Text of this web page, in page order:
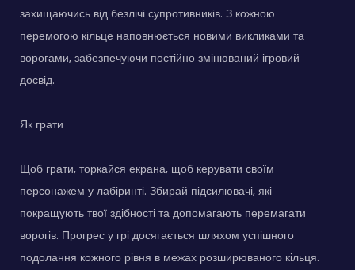
захищаючись від безлічі супротивників. З кожною
перемогою кільце наповнюється новими викликами та
ворогами, забезпечуючи постійно змінюваний ігровий
досвід.
Як грати
Щоб грати, торкайся екрана, щоб керувати своїм
персонажем у лабіринті. Збирай підсилювачі, які
покращують твої здібності та допомагають перемагати
ворогів. Прогрес у грі досягається шляхом успішного
подолання кожного рівня в межах розширюваного кільця.